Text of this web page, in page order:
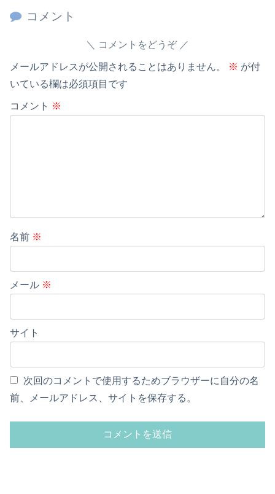
コメント
コメントをどうぞ
メールアドレスが公開されることはありません。 ※ が付
いている欄は必須項目です
コメント ※
名前 ※
メール ※
サイト
次回のコメントで使用するためブラウザーに自分の名
前、メールアドレス、サイトを保存する。